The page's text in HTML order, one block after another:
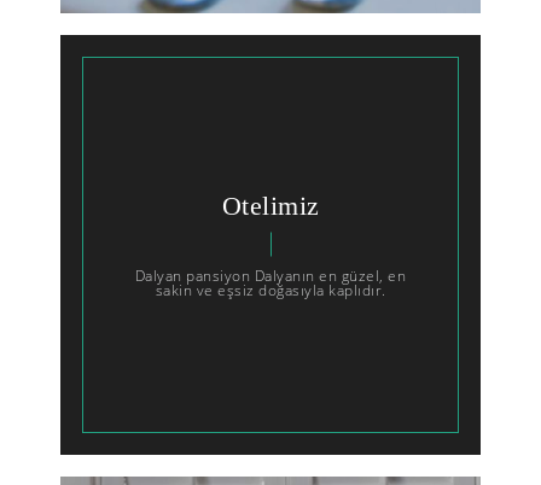
Otelimiz
Dalyan pansiyon Dalyanın en güzel, en
sakin ve eşsiz doğasıyla kaplıdır.